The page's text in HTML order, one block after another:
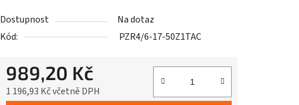
Dostupnost
Na dotaz
Kód:
PZR4/6-17-50Z1TAC
989,20 Kč
1 196,93 Kč včetně DPH